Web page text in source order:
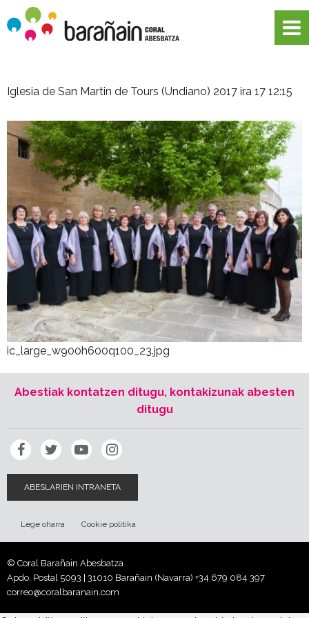
Iglesia de San Martin de Tours (Undiano) 2017 ira 17 12:15
ic_large_w900h600q100_23.jpg
Abestiak kontatzen ditugu, kontakizunak abesten
ditugu
ABESLARIEN INTRANETA
Lege oharra Cookie politika
© Coral Barañain Abesbatza
Apdo. Postal 5093 | 31010 Barañain (Navarra) +34 679 084 397
correo@coralbaranain.com